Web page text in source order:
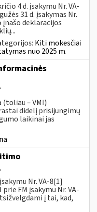
4 d. įsakymu Nr. VA-
31 d. įsakymas Nr.
įnašo deklaracijos
Kiti mokesčiai
nuo 2025 m.
(toliau – VMI)
didelį prisijungimų
laikinai jas
Nr. VA-8[1]
FM įsakymu Nr. VA-
į tai, kad,